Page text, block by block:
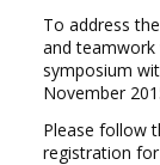
To address
and
symposium
November
Please follow
registration